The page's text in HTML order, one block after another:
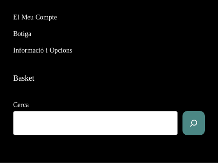
El Meu Compte
Botiga
Informació i Opcions
Basket
Cerca